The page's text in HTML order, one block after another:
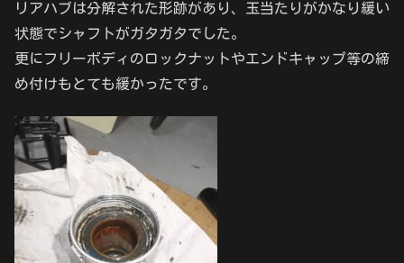
リアハブは分解された形跡があり、玉当たりがかなり緩い
状態でシャフトがガタガタでした。
更にフリーボディのロックナットやエンドキャップ等の締
め付けもとても緩かったです。